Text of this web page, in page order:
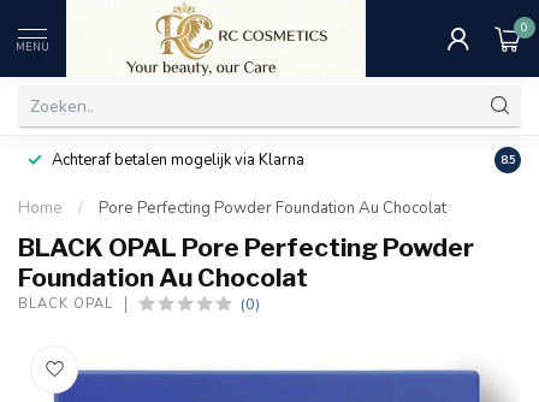
MENU
0
Achteraf betalen mogelijk via Klarna 8.5
Home / Pore Perfecting Powder Foundation Au Chocolat
BLACK OPAL Pore Perfecting Powder
Foundation Au Chocolat
BLACK OPAL (0)